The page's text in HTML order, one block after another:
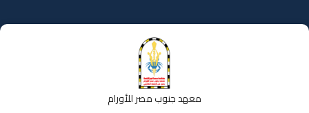
إلى
المحتوى
معهد جنوب مصر للأورام